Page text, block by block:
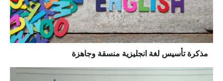
مذكرة تأسيس لغة انجليزية منسقة وجاهزة